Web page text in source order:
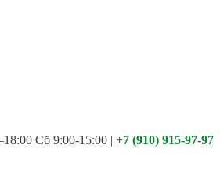
Сб 9:00-15:00 | +7 (910) 915-97-97